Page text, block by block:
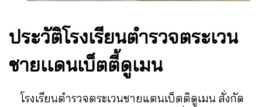
ประวัติโรงเรียนตำรวจตระเวน
ชายเเดนเบ็ตตี้ดูเมน
โรงเรียนตำรวจตระเวนชายแตนเบ็ตติดูเมน สั่งกัด